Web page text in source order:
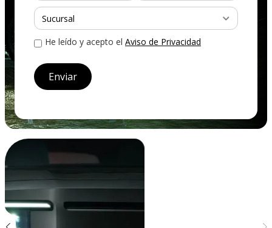
He leído y acepto el Aviso de Privacidad